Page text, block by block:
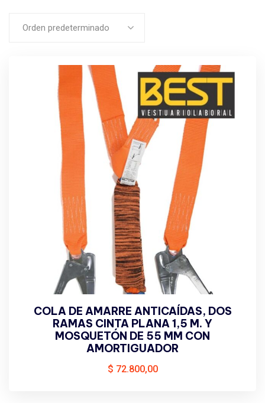
Orden predeterminado
COLA DE AMARRE ANTICAÍDAS, DOS
RAMAS CINTA PLANA 1,5 M. Y
MOSQUETÓN DE 55 MM CON
AMORTIGUADOR
$ 72.800,00